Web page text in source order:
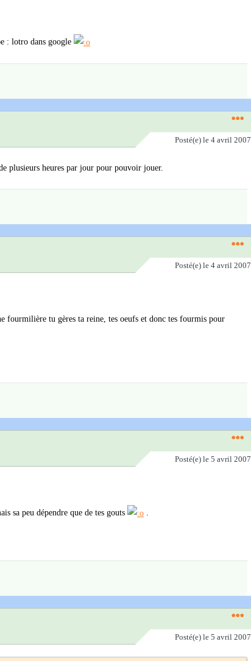
: lotro dans google
Posté(e) le 4 avril 2007
plusieurs heures par jour pour pouvoir jouer.
Posté(e) le 4 avril 2007
fourmilière tu gères ta reine, tes oeufs et donc tes fourmis pour
Posté(e) le 5 avril 2007
sa peu dépendre que de tes gouts .
Posté(e) le 5 avril 2007